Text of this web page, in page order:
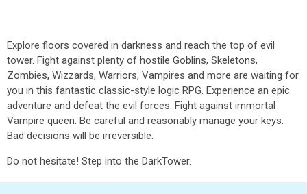
Explore floors covered in darkness and reach the top of evil
tower. Fight against plenty of hostile Goblins, Skeletons,
Zombies, Wizzards, Warriors, Vampires and more are waiting for
you in this fantastic classic-style logic RPG. Experience an epic
adventure and defeat the evil forces. Fight against immortal
Vampire queen. Be careful and reasonably manage your keys.
Bad decisions will be irreversible.
Do not hesitate! Step into the DarkTower.